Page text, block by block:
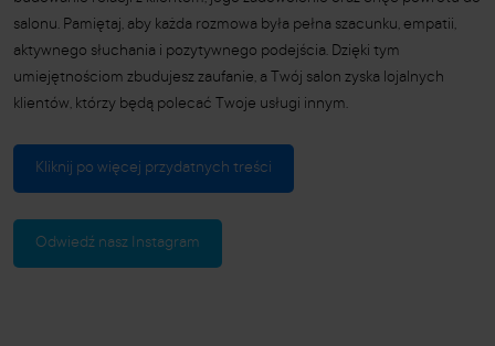
salonu. Pamiętaj, aby każda rozmowa była pełna szacunku, empatii,
aktywnego słuchania i pozytywnego podejścia. Dzięki tym
umiejętnościom zbudujesz zaufanie, a Twój salon zyska lojalnych
klientów, którzy będą polecać Twoje usługi innym.
Kliknij po więcej przydatnych treści
Odwiedź nasz Instagram